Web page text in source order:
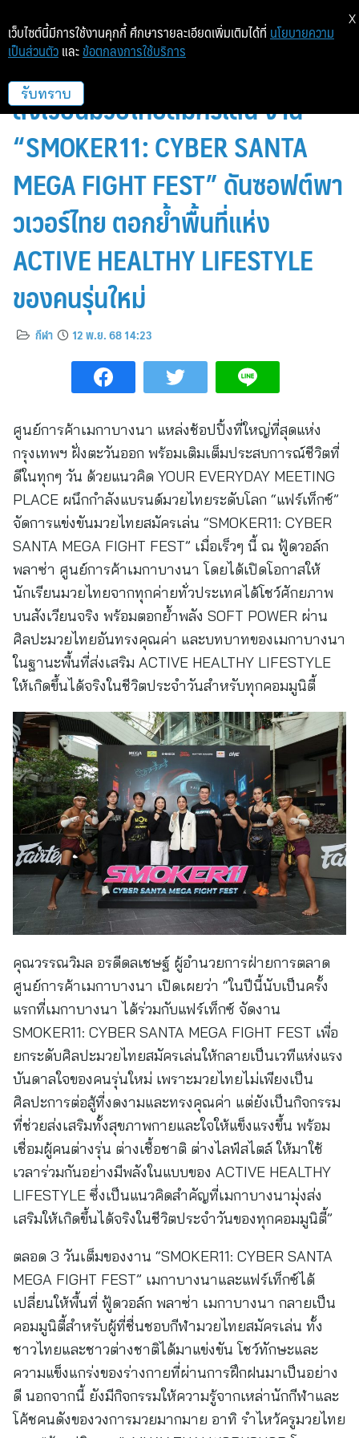
เมกาบางนา ผนึก แฟร์เท็กซ์ เปิด
สังเวียนมวยไทยสมัครเล่น งาน
“SMOKER11: CYBER SANTA
MEGA FIGHT FEST” ดันซอฟต์พา
วเวอร์ไทย ตอกย้ำพื้นที่แห่ง
ACTIVE HEALTHY LIFESTYLE
ของคนรุ่นใหม่
กีฬา 12 พ.ย. 68 14:23
ศูนย์การค้าเมกาบางนา แหล่งช้อปปิ้งที่ใหญ่ที่สุดแห่ง
กรุงเทพฯ ฝั่งตะวันออก พร้อมเติมเต็มประสบการณ์ชีวิตที่
ดีในทุกๆ วัน ด้วยแนวคิด YOUR EVERYDAY MEETING
PLACE ผนึกกำลังแบรนด์มวยไทยระดับโลก “แฟร์เท็กซ์”
จัดการแข่งขันมวยไทยสมัครเล่น “SMOKER11: CYBER
SANTA MEGA FIGHT FEST” เมื่อเร็วๆ นี้ ณ ฟู้ดวอล์ก
พลาซ่า ศูนย์การค้าเมกาบางนา โดยได้เปิดโอกาสให้
นักเรียนมวยไทยจากทุกค่ายทั่วประเทศได้โชว์ศักยภาพ
บนสังเวียนจริง พร้อมตอกย้ำพลัง SOFT POWER ผ่าน
ศิลปะมวยไทยอันทรงคุณค่า และบทบาทของเมกาบางนา
ในฐานะพื้นที่ส่งเสริม ACTIVE HEALTHY LIFESTYLE
ให้เกิดขึ้นได้จริงในชีวิตประจำวันสำหรับทุกคอมมูนิตี้
คุณวรรณวิมล อรดีดลเชษฐ์ ผู้อำนวยการฝ่ายการตลาด
ศูนย์การค้าเมกาบางนา เปิดเผยว่า “ในปีนี้นับเป็นครั้ง
แรกที่เมกาบางนา ได้ร่วมกับแฟร์เท็กซ์ จัดงาน
SMOKER11: CYBER SANTA MEGA FIGHT FEST เพื่อ
ยกระดับศิลปะมวยไทยสมัครเล่นให้กลายเป็นเวทีแห่งแรง
บันดาลใจของคนรุ่นใหม่ เพราะมวยไทยไม่เพียงเป็น
ศิลปะการต่อสู้ที่งดงามและทรงคุณค่า แต่ยังเป็นกิจกรรม
ที่ช่วยส่งเสริมทั้งสุขภาพกายและใจให้แข็งแรงขึ้น พร้อม
เชื่อมผู้คนต่างรุ่น ต่างเชื้อชาติ ต่างไลฟ์สไตล์ ให้มาใช้
เวลาร่วมกันอย่างมีพลังในแบบของ ACTIVE HEALTHY
LIFESTYLE ซึ่งเป็นแนวคิดสำคัญที่เมกาบางนามุ่งส่ง
เสริมให้เกิดขึ้นได้จริงในชีวิตประจำวันของทุกคอมมูนิตี้”
ตลอด 3 วันเต็มของงาน “SMOKER11: CYBER SANTA
MEGA FIGHT FEST” เมกาบางนาและแฟร์เท็กซ์ได้
เปลี่ยนให้พื้นที่ ฟู้ดวอล์ก พลาซ่า เมกาบางนา กลายเป็น
คอมมูนิตี้สำหรับผู้ที่ชื่นชอบกีฬามวยไทยสมัครเล่น ทั้ง
ชาวไทยและชาวต่างชาติได้มาแข่งขัน โชว์ทักษะและ
ความแข็งแกร่งของร่างกายที่ผ่านการฝึกฝนมาเป็นอย่าง
ดี นอกจากนี้ ยังมีกิจกรรมให้ความรู้จากเหล่านักกีฬาและ
โค้ชคนดังของวงการมวยมากมาย อาทิ รำไหว้ครูมวยไทย
เว็บไซต์นี้มีการใช้งานคุกกี้ ศึกษารายละเอียดเพิ่มเติมได้ที่ นโยบายความ
เป็นส่วนตัว และ ข้อตกลงการใช้บริการ
รับทราบ
X